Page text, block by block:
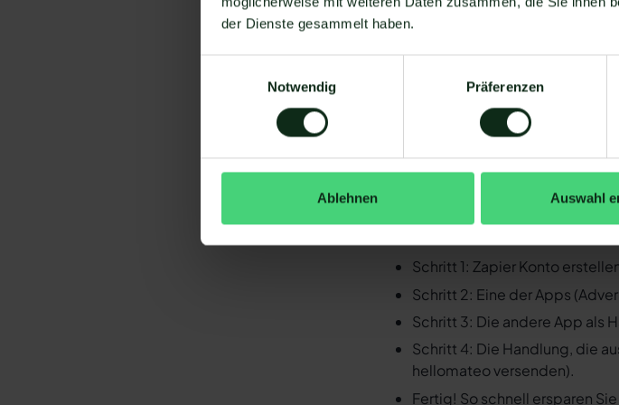
der Dienste gesammelt haben.
Notwendig
Präferenzen
Ablehnen Auswahl
Sie müssen WhatsApp über
Ihr WhatsApp Business API
ermöglichen. Längst nicht
Dialer und WhatsApp zu
zur Verfügung, die Sie mit
Da der Einrichtungsprozess der
gibt es keine allgemein gültige
Adversus Dialer und WhatsApp
So funktioniert die
Schritt 1: Zapier Konto
Schritt 2: Eine der Apps
Schritt 3: Die andere App als
Schritt 4: Die Handlung, die
hellomateo versenden).
Fertig! So schnell ersparen